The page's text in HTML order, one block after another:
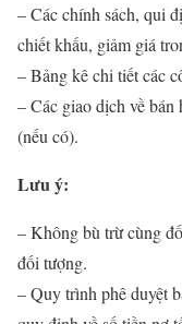
– Các chính sách, qui
chiết khấu, giảm giá
– Bảng kê chi tiết các
– Các giao dịch về bán
(nếu có).
Lưu ý:
– Không bù trừ cùng
đối tượng.
– Quy trình phê duyệt